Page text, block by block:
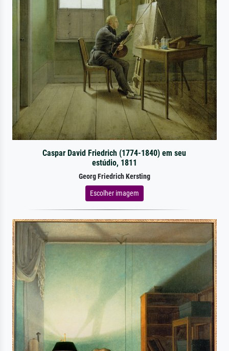
Caspar David Friedrich (1774-1840) em seu
estúdio, 1811
Georg Friedrich Kersting
Escolher imagem